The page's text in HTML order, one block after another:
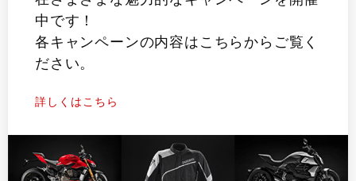
中です！
各キャンペーンの内容はこちらからご覧く
ださい。
詳しくはこちら